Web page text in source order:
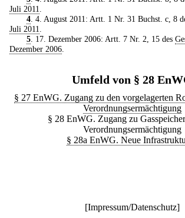
Juli 2011
4. 4. August 2011: Artt. 1 Nr. 31 Buchst. c, 8
Juli 2011
5. 17. Dezember 2006: Artt. 7 Nr. 2, 15 des
Dezember 2006
Umfeld von § 28
§ 27 EnWG. Zugang zu den vorgelagerten
Verordnungsermächtigung
§ 28 EnWG. Zugang zu
Verordnungsermächtigung
§ 28a EnWG. Neue
[Impressum/Datenschutz]